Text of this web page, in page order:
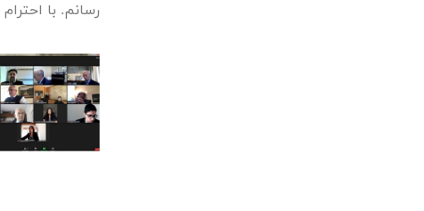
رسانم. با